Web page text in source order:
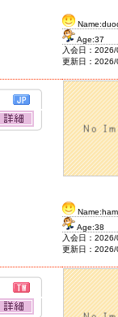
Age:37
入会日：
更新日：
Age:38
入会日：
更新日：